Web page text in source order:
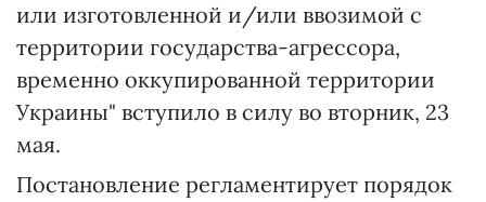
или изготовленной и/или ввозимой с
территории государства-агрессора,
временно оккупированной территории
Украины" вступило в силу во вторник, 23
мая.
Постановление регламентирует порядок